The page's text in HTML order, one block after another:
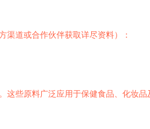
渠道或合作伙伴获取详尽资料）：
些原料广泛应用于保健食品、化妆